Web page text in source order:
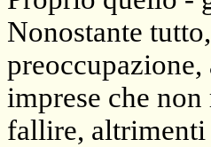
Nonostante
imprese che
fallire,